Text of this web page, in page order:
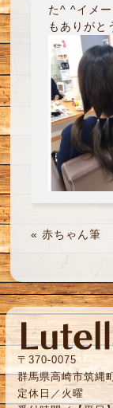
た^ ^イメ
もありがと
« 赤ちゃん筆
〒370-0075
群馬県高崎市筑縄
定休日／火曜